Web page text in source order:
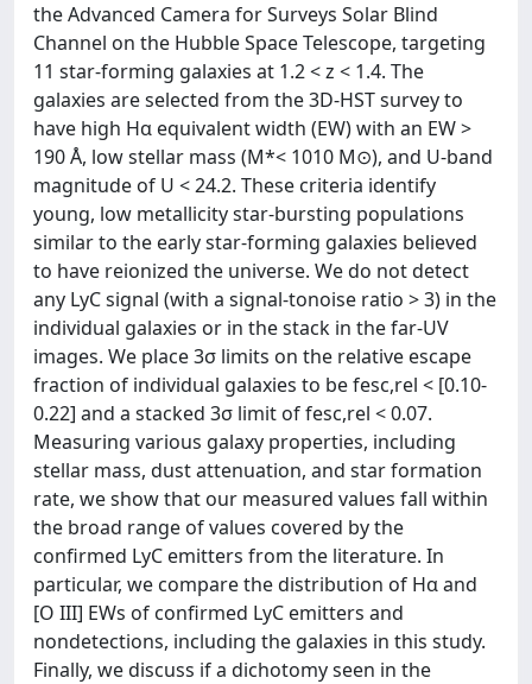
the Advanced Camera for Surveys Solar Blind
Channel on the Hubble Space Telescope, targeting
11 star-forming galaxies at 1.2 < z < 1.4. The
galaxies are selected from the 3D-HST survey to
have high Hα equivalent width (EW) with an EW >
190 Å, low stellar mass (M*< 1010 M⊙), and U-band
magnitude of U < 24.2. These criteria identify
young, low metallicity star-bursting populations
similar to the early star-forming galaxies believed
to have reionized the universe. We do not detect
any LyC signal (with a signal-tonoise ratio > 3) in the
individual galaxies or in the stack in the far-UV
images. We place 3σ limits on the relative escape
fraction of individual galaxies to be fesc,rel < [0.10-
0.22] and a stacked 3σ limit of fesc,rel < 0.07.
Measuring various galaxy properties, including
stellar mass, dust attenuation, and star formation
rate, we show that our measured values fall within
the broad range of values covered by the
confirmed LyC emitters from the literature. In
particular, we compare the distribution of Hα and
[O III] EWs of confirmed LyC emitters and
nondetections, including the galaxies in this study.
Finally, we discuss if a dichotomy seen in the